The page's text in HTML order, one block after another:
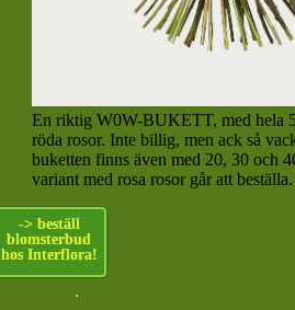
En riktig W0W-BUKETT, med hela
röda rosor. Inte billig, men ack så
buketten finns även med 20, 30 och
variant med rosa rosor går att beställa.
-> beställ
blomsterbud
hos Interflora!